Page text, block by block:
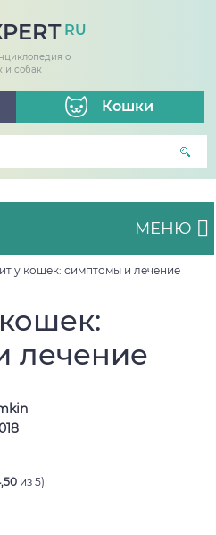
RU
о
и собак
Кошки
МЕНЮ
у кошек: симптомы и лечение
лечение
из 5)